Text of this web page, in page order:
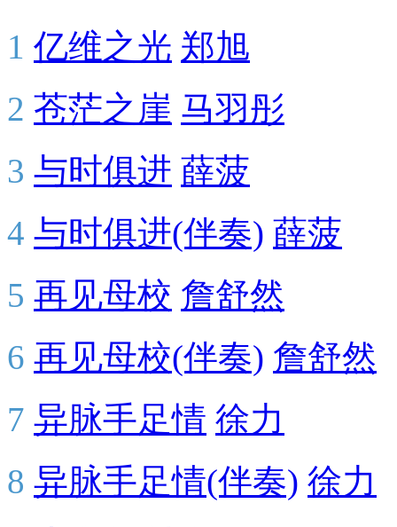
1 亿维之光 郑旭
2 苍茫之崖 马羽彤
3 与时俱进 薛菠
4 与时俱进(伴奏) 薛菠
5 再见母校 詹舒然
6 再见母校(伴奏) 詹舒然
7 异脉手足情 徐力
8 异脉手足情(伴奏) 徐力